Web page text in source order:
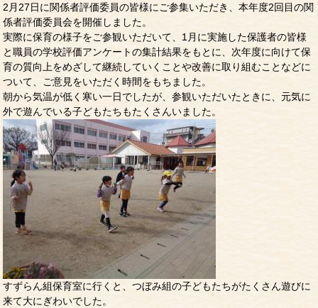
2月27日に関係者評価委員の皆様にご参集いただき、本年度2回目の関
係者評価委員会を開催しました。
実際に保育の様子をご参観いただいて、1月に実施した保護者の皆様
と職員の学校評価アンケートの集計結果をもとに、次年度に向けて保
育の質向上をめざして継続していくことや改善に取り組むことなどに
ついて、ご意見をいただく時間をもちました。
朝から気温が低く寒い一日でしたが、参観いただいたときに、元気に
外で遊んでいる子どもたちもたくさんいました。
すずらん組保育室に行くと、つぼみ組の子どもたちがたくさん遊びに
来て大にぎわいでした。